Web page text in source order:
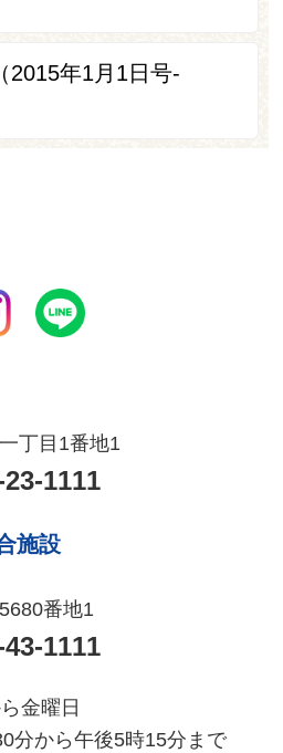
2015年1月1日号-
丁目1番地1
1111
施設
番地1
1111
金曜日
分から午後5時15分まで